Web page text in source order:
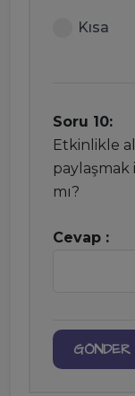
Kısa
Soru 10:
Etkinlikle
paylaşmak
mı?
Cevap :